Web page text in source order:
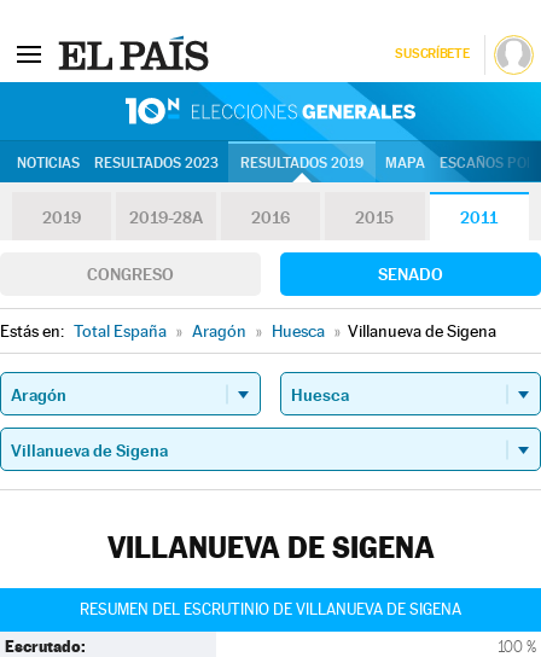
SUSCRÍBETE
NOTICIAS RESULTADOS 2023 RESULTADOS 2019 MAPA ESCAÑOS
2019 2019-28A 2016 2015 2011
CONGRESO SENADO
Estás en: Total España » Aragón » Huesca » Villanueva de Sigena
VILLANUEVA DE SIGENA
RESUMEN DEL ESCRUTINIO DE VILLANUEVA DE SIGENA
Escrutado: 100 %